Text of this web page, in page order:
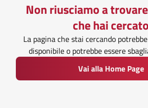
Non riusciamo a
che hai cercato
La pagina che stai cercando
disponibile o potrebbe essere
Vai alla Home Page